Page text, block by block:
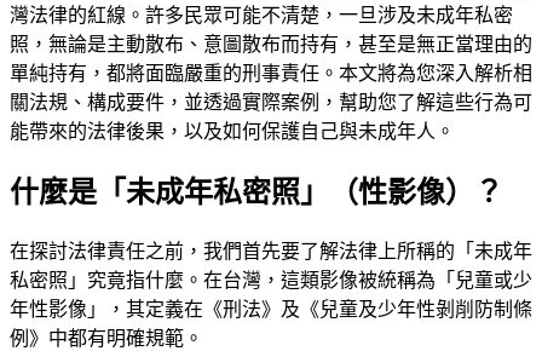
灣法律的紅線。許多民眾可能不清楚，一旦涉及未成年私密
照，無論是主動散布、意圖散布而持有，甚至是無正當理由的
單純持有，都將面臨嚴重的刑事責任。本文將為您深入解析相
關法規、構成要件，並透過實際案例，幫助您了解這些行為可
能帶來的法律後果，以及如何保護自己與未成年人。
什麼是「未成年私密照」（性影像）？
在探討法律責任之前，我們首先要了解法律上所稱的「未成年
私密照」究竟指什麼。在台灣，這類影像被統稱為「兒童或少
年性影像」，其定義在《刑法》及《兒童及少年性剝削防制條
例》中都有明確規範。